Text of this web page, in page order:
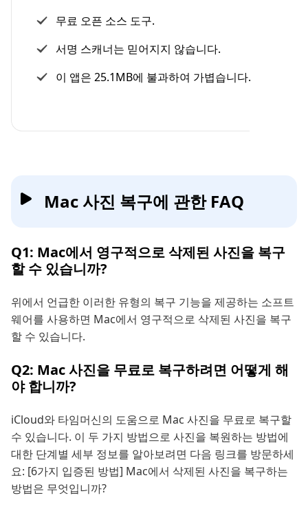
무료 오픈 소스 도구.
서명 스캐너는 믿어지지 않습니다.
이 앱은 25.1MB에 불과하여 가볍습니다.
Mac 사진 복구에 관한 FAQ
Q1: Mac에서 영구적으로 삭제된 사진을 복구
할 수 있습니까?
위에서 언급한 이러한 유형의 복구 기능을 제공하는 소프트
웨어를 사용하면 Mac에서 영구적으로 삭제된 사진을 복구
할 수 있습니다.
Q2: Mac 사진을 무료로 복구하려면 어떻게 해
야 합니까?
iCloud와 타임머신의 도움으로 Mac 사진을 무료로 복구할
수 있습니다. 이 두 가지 방법으로 사진을 복원하는 방법에
대한 단계별 세부 정보를 알아보려면 다음 링크를 방문하세
요: [6가지 입증된 방법] Mac에서 삭제된 사진을 복구하는
방법은 무엇입니까?